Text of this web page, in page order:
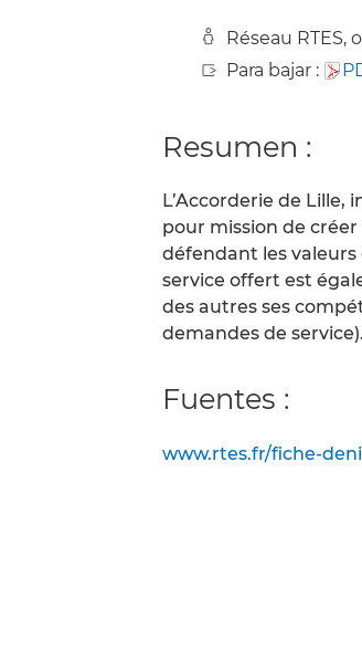
Réseau RTES,
Para bajar :
Resumen :
L’Accorderie de Lille,
pour mission de
défendant les valeurs
service offert est
des autres ses
demandes de service).
Fuentes :
www.rtes.fr/fiche-